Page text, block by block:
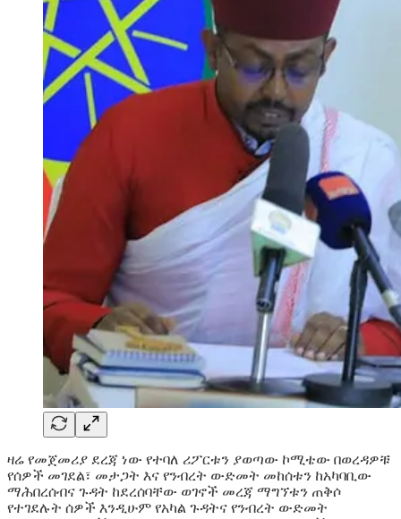
ዛሬ የመጀመሪያ ደረጃ ነው የተባለ ሪፖርቱን ያወጣው ኮሚቴው በወረዳዎቹ
የሰዎች መገደል፣ መታጋት እና የንብረት ውድመት መከሰቱን ከአካባቢው
ማሕበረሰብና ጉዳት ከደረሰባቸው ወገኖች መረጃ ማግኘቱን ጠቅሶ
የተገደሉት ሰዎች እንዲሁም የአካል ጉዳትና የንብረት ውድመት